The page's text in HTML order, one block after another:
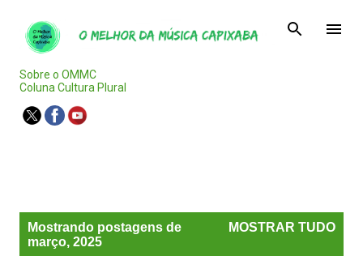
Sobre o OMMC
Coluna Cultura Plural
Mostrando postagens de
março, 2025
MOSTRAR TUDO